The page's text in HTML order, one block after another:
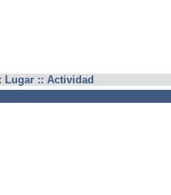
Lugar :: Actividad